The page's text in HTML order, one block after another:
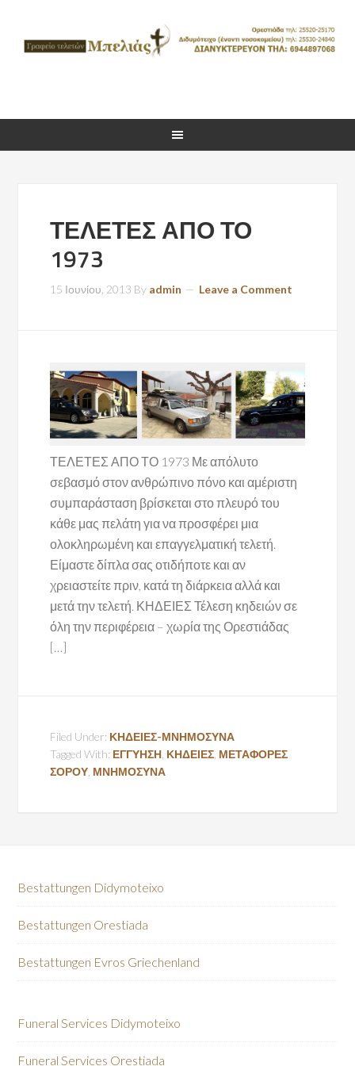
ΤΕΛΕΤΕΣ ΑΠΟ ΤΟ
1973
15 Ιουνίου, 2013 By admin Leave a Comment
ΤΕΛΕΤΕΣ ΑΠΟ ΤΟ 1973 Με απόλυτο
σεβασμό στον ανθρώπινο πόνο και αμέριστη
συμπαράσταση βρίσκεται στο πλευρό του
κάθε μας πελάτη για να προσφέρει μια
ολοκληρωμένη και επαγγελματική τελετή.
Είμαστε δίπλα σας οτιδήποτε και αν
χρειαστείτε πριν, κατά τη διάρκεια αλλά και
μετά την τελετή. ΚΗΔΕΙΕΣ Τέλεση κηδειών σε
όλη την περιφέρεια – χωρία της Ορεστιάδας
[…]
Filed Under: ΚΗΔΕΙΕΣ-ΜΝΗΜΟΣΥΝΑ
Tagged With: ΕΓΓΥΗΣΗ ΚΗΔΕΙΕΣ ΜΕΤΑΦΟΡΕΣ
ΣΟΡΟΥ ΜΝΗΜΟΣΥΝΑ
Bestattungen Didymoteixo
Bestattungen Orestiada
Bestattungen Evros Griechenland
Funeral Services Didymoteixo
Funeral Services Orestiada